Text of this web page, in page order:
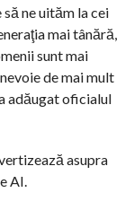
ne uităm la cei
mai tânără,
sunt mai
de mai mult
adăugat oficialul
asupra
AI.